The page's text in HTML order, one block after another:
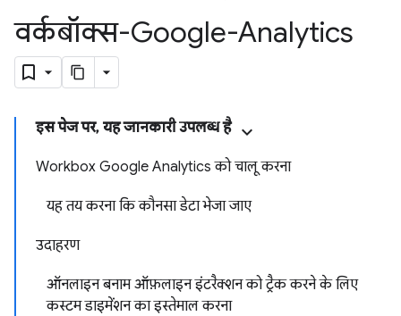
वर्कबॉक्स-Google-Analytics
इस पेज पर, यह जानकारी उपलब्ध है
Workbox Google Analytics को चालू करना
यह तय करना कि कौनसा डेटा भेजा जाए
उदाहरण
ऑनलाइन बनाम ऑफ़लाइन इंटरैक्शन को ट्रैक करने के लिए
कस्टम डाइमेंशन का इस्तेमाल करना